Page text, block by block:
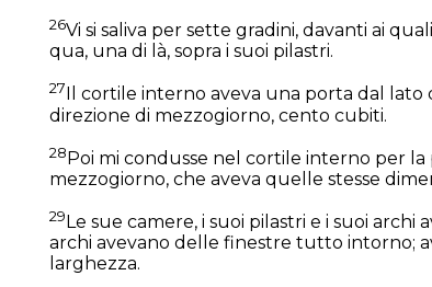
26Vi si saliva per sette gradini, davanti ai
qua, una di là, sopra i suoi pilastri.
27
Il cortile interno aveva una porta dal
direzione di mezzogiorno, cento cubiti.
28Poi mi condusse nel cortile interno per
mezzogiorno, che aveva quelle stesse
29 Le sue camere, i suoi pilastri e i suoi archi
archi avevano delle finestre tutto intorno;
larghezza.